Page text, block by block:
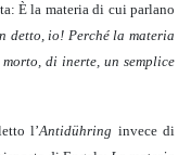
È la materia di cui parlano
detto, io! Perché la materia
di inerte, un semplice
l’Antidühring invece di